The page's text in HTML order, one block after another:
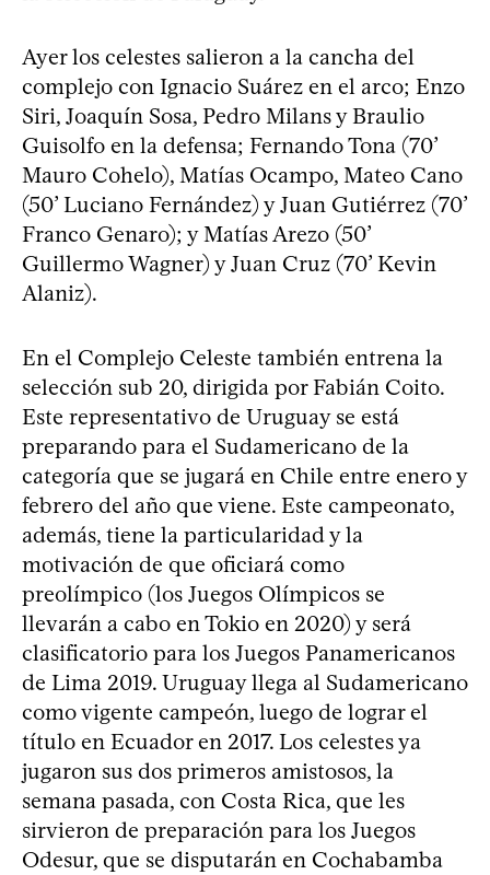
Ayer los celestes salieron a la cancha del
complejo con Ignacio Suárez en el arco; Enzo
Siri, Joaquín Sosa, Pedro Milans y Braulio
Guisolfo en la defensa; Fernando Tona (70’
Mauro Cohelo), Matías Ocampo, Mateo Cano
(50’ Luciano Fernández) y Juan Gutiérrez (70’
Franco Genaro); y Matías Arezo (50’
Guillermo Wagner) y Juan Cruz (70’ Kevin
Alaniz).
En el Complejo Celeste también entrena la
selección sub 20, dirigida por Fabián Coito.
Este representativo de Uruguay se está
preparando para el Sudamericano de la
categoría que se jugará en Chile entre enero y
febrero del año que viene. Este campeonato,
además, tiene la particularidad y la
motivación de que oficiará como
preolímpico (los Juegos Olímpicos se
llevarán a cabo en Tokio en 2020) y será
clasificatorio para los Juegos Panamericanos
de Lima 2019. Uruguay llega al Sudamericano
como vigente campeón, luego de lograr el
título en Ecuador en 2017. Los celestes ya
jugaron sus dos primeros amistosos, la
semana pasada, con Costa Rica, que les
sirvieron de preparación para los Juegos
Odesur, que se disputarán en Cochabamba